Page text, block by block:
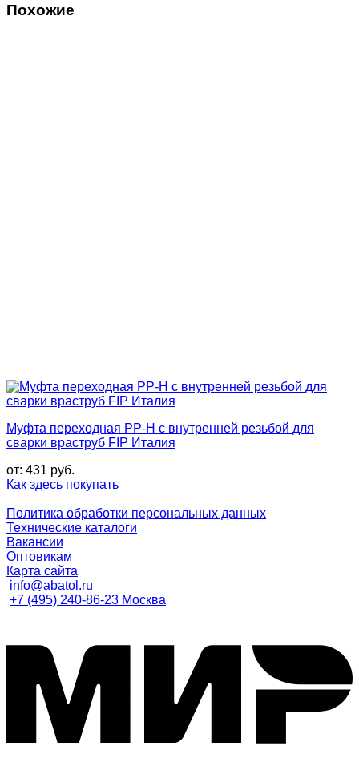
Похожие
Муфта переходная PP-H с внутренней резьбой для
сварки враструб FIP Италия
от: 431 руб.
Как здесь покупать
Политика обработки персональных данных
Технические каталоги
Вакансии
Оптовикам
Карта сайта
info@abatol.ru
+7 (495) 240-86-23 Москва